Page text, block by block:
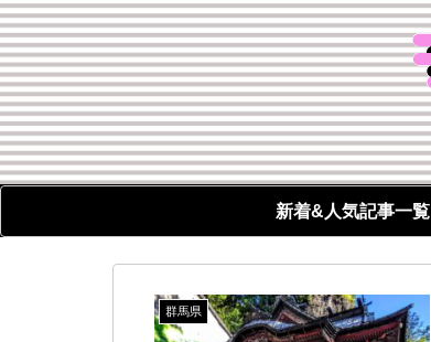
新着&人気記事一覧
群馬県